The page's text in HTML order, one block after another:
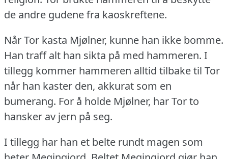
de andre gudene fra kaoskreftene.
Når Tor kasta Mjølner, kunne han ikke bomme.
Han traff alt han sikta på med hammeren. I
tillegg kommer hammeren alltid tilbake til Tor
når han kaster den, akkurat som en
bumerang. For å holde Mjølner, har Tor to
hansker av jern på seg.
I tillegg har han et belte rundt magen som